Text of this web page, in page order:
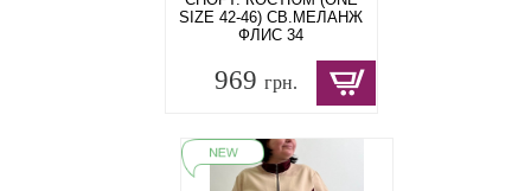
SIZE 42-46) СВ.МЕЛАНЖ
ФЛИС 34
969 грн.